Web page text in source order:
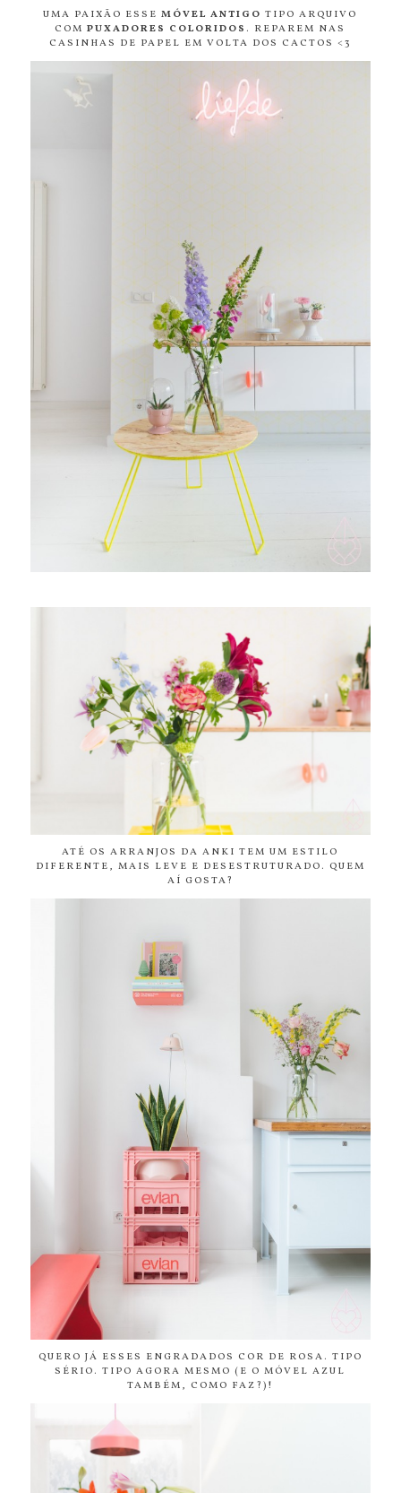
UMA PAIXÃO ESSEMÓVEL ANTIGO TIPO ARQUIVO
COMPUXADORES COLORIDOS . REPAREM NAS
CASINHAS DE PAPEL EM VOLTA DOS CACTOS <3
ATÉ OS ARRANJOS DA ANKI TEM UM ESTILO
DIFERENTE, MAIS LEVE E DESESTRUTURADO. QUEM
AÍ GOSTA?
QUERO JÁ ESSES ENGRADADOS COR DE ROSA. TIPO
SÉRIO. TIPO AGORA MESMO (E O MÓVEL AZUL
TAMBÉM, COMO FAZ?)!